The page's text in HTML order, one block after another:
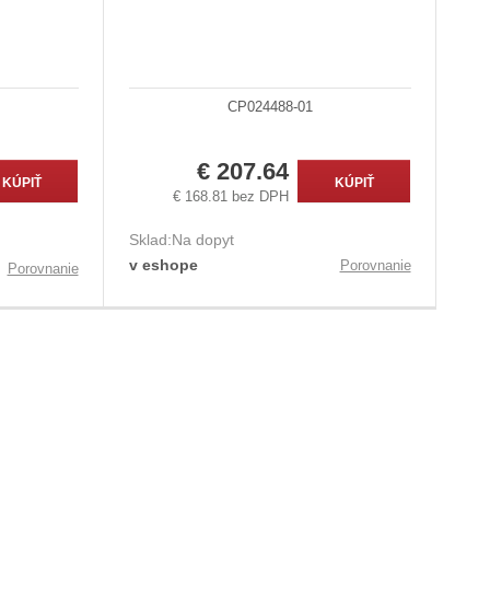
KÚPIŤ
Porovnanie
CP024488-01
€ 207.64
€ 168.81 bez DPH
KÚPIŤ
Sklad:Na dopyt
v eshope
Porovnanie